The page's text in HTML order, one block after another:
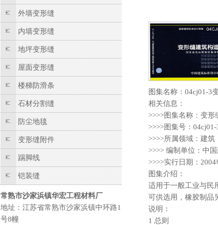
外墙变形缝
内墙变形缝
地坪变形缝
屋面变形缝
楼梯防滑条
石材分割缝
防尘地毯
变形缝附件
踢脚线
铠装缝
常熟市沙家浜镇华宏工程材料厂
地址：江苏省常熟市沙家浜镇中环路1
号8幢
图集名称：04cj01-3
相关信息：
>>>>图集名称：变
>>>>图集号：04cj01-
>>>>所属领域：建筑
>>>> 编制单位：中
>>>>实行日期：
图集介绍：
适用于一般工业与民
可供选用，橡胶制品
说明：
1 总则